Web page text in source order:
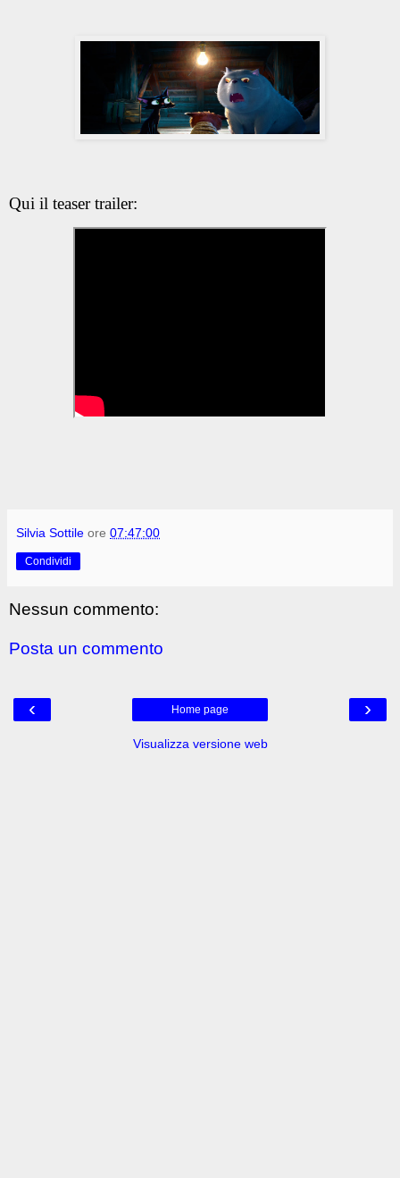
Qui il teaser trailer:
Silvia Sottile ore 07:47:00
Condividi
Nessun commento:
Posta un commento
‹ ›
Home page
Visualizza versione web